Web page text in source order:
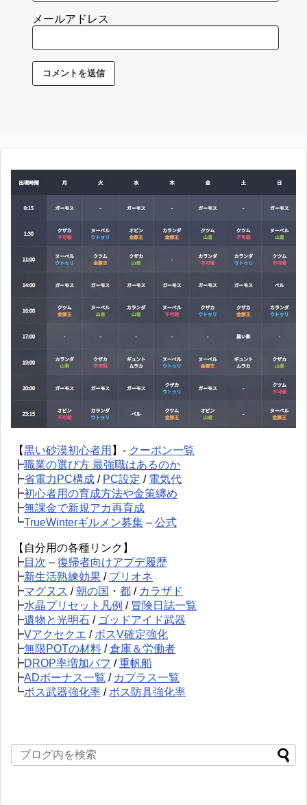
メールアドレス
【黒い砂漠初心者用 】- クーポン一覧
┣職業の選び方 最強職はあるのか
┣省電力PC構成 / PC設定 / 電気代
┣初心者用の育成方法や金策纏め
┣無課金で新規アカ再育成
┗TrueWinterギルメン募集 – 公式
【自分用の各種リンク】
┣目次 – 復帰者向けアプデ履歴
┣新生活熟練効果 / プリオネ
┣マグヌス /朝の国 ・ 都 / カラザド
┣水晶プリセット凡例 / 冒険日誌一覧
┣遺物と光明石 / ゴッドアイド武器
┣Vアクセクエ / ボスV確定強化
┣無限POTの材料 /倉庫＆労働者
┣DROP率増加バフ /重帆船
┣ADボーナス一覧 / カプラス一覧
┗ボス武器強化率 / ボス防具強化率